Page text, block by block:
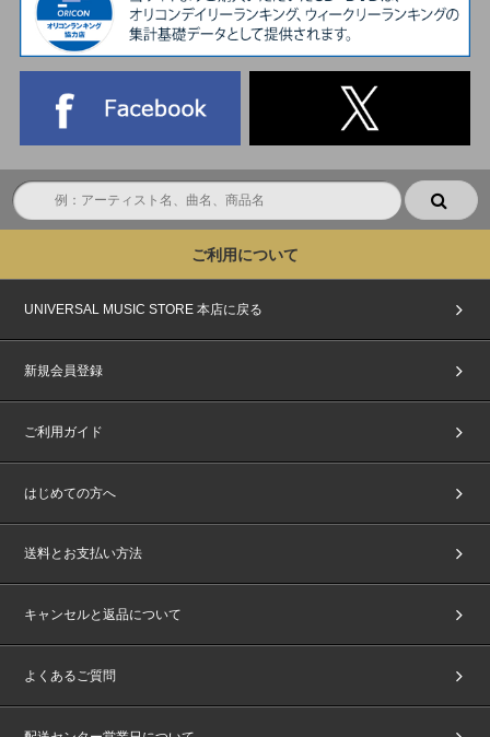
ご利用について
UNIVERSAL MUSIC STORE 本店に戻る
新規会員登録
ご利用ガイド
はじめての方へ
送料とお支払い方法
キャンセルと返品について
よくあるご質問